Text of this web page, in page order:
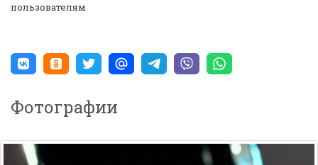
пользователям
Фотографии